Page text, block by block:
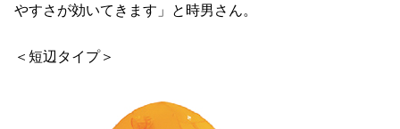
やすさが効いてきます」と時男さん。
＜短辺タイプ＞